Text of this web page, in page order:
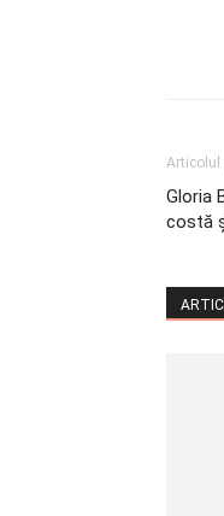
Articolul
Gloria
costă